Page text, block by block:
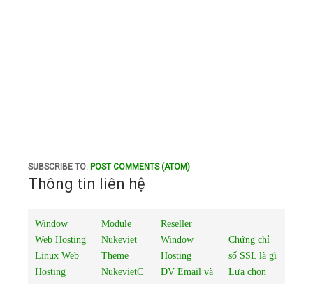
SUBSCRIBE TO: POST COMMENTS (ATOM)
Thông tin liên hệ
Window
Web Hosting
Linux Web
Hosting
Module
Nukeviet
Theme
NukevietC
Reseller
Window
Hosting
DV Email và
Chứng chỉ
số SSL là gì
Lựa chọn